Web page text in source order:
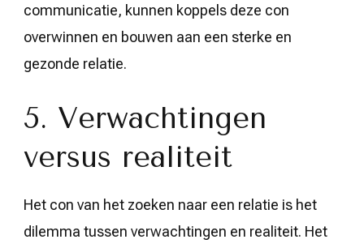
communicatie, kunnen koppels deze con
overwinnen en bouwen aan een sterke en
gezonde relatie.
5. Verwachtingen
versus realiteit
Het con van het zoeken naar een relatie is het
dilemma tussen verwachtingen en realiteit. Het